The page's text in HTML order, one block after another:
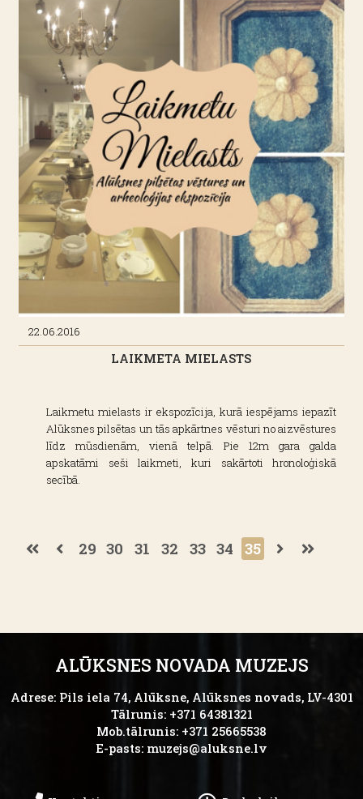
22.06.2016
LAIKMETA MIELASTS
Laikmetu mielasts ir ekspozīcija, kurā iespējams iepazīt
Alūksnes pilsētas un tās apkārtnes vēsturi no aizvēstures
līdz mūsdienām, vienā telpā. Pie 12m gara galda
apskatāmi seši laikmeti, kuri sakārtoti hronoloģiskā
secībā.
29 30 31 32 33 34 35
ALŪKSNES NOVADA MUZEJS
Adrese: Pils iela 74, Alūksne, Alūksnes novads, LV-4301
Tālrunis: +371 64381321
Mob.tālrunis: +371 25665538
E-pasts: muzejs@aluksne.lv